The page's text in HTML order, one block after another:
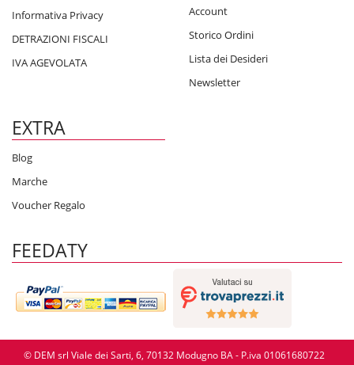
Informativa Privacy
DETRAZIONI FISCALI
IVA AGEVOLATA
Account
Storico Ordini
Lista dei Desideri
Newsletter
EXTRA
Blog
Marche
Voucher Regalo
FEEDATY
© DEM srl Viale dei Sarti, 6, 70132 Modugno BA - P.iva 01061680722